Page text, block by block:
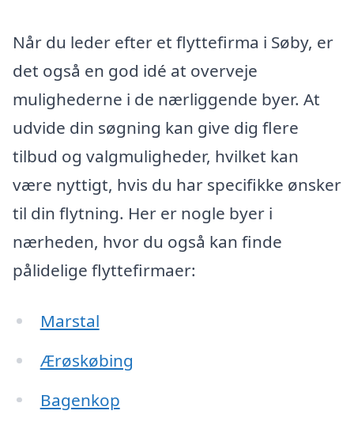
Når du leder efter et flyttefirma i Søby, er
det også en god idé at overveje
mulighederne i de nærliggende byer. At
udvide din søgning kan give dig flere
tilbud og valgmuligheder, hvilket kan
være nyttigt, hvis du har specifikke ønsker
til din flytning. Her er nogle byer i
nærheden, hvor du også kan finde
pålidelige flyttefirmaer:
Marstal
Ærøskøbing
Bagenkop